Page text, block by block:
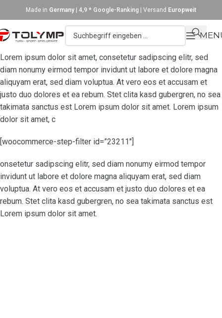
Made in Germany 4,9 * Google-Ranking | Versand Europweit
Lorem ipsum dolor sit amet, consetetur sadipscing elitr, sed
diam nonumy eirmod tempor invidunt ut labore et dolore magna
aliquyam erat, sed diam voluptua. At vero eos et accusam et
justo duo dolores et ea rebum. Stet clita kasd gubergren, no sea
takimata sanctus est Lorem ipsum dolor sit amet. Lorem ipsum
dolor sit amet, c
[woocommerce-step-filter id=”23211″]
onsetetur sadipscing elitr, sed diam nonumy eirmod tempor
invidunt ut labore et dolore magna aliquyam erat, sed diam
voluptua. At vero eos et accusam et justo duo dolores et ea
rebum. Stet clita kasd gubergren, no sea takimata sanctus est
Lorem ipsum dolor sit amet.